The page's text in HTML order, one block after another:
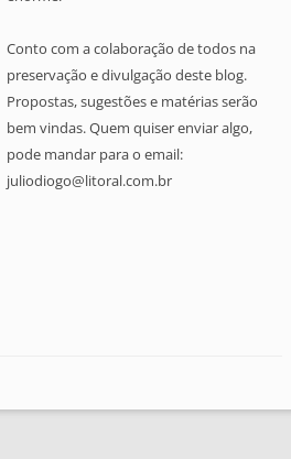
Conto com a colaboração de todos na
preservação e divulgação deste blog.
Propostas, sugestões e matérias serão
bem vindas. Quem quiser enviar algo,
pode mandar para o email:
juliodiogo@litoral.com.br